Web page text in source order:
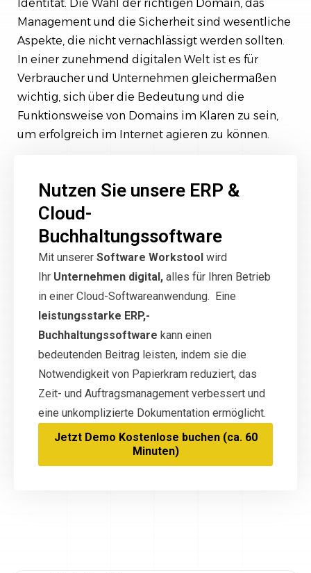
Identität. Die Wahl der richtigen Domain, das
Management und die Sicherheit sind wesentliche
Aspekte, die nicht vernachlässigt werden sollten.
In einer zunehmend digitalen Welt ist es für
Verbraucher und Unternehmen gleichermaßen
wichtig, sich über die Bedeutung und die
Funktionsweise von Domains im Klaren zu sein,
um erfolgreich im Internet agieren zu können.
Nutzen Sie unsere ERP &
Cloud-
Buchhaltungssoftware
Mit unserer Software Workstool wird
Ihr Unternehmen digital, alles für Ihren Betrieb
in einer Cloud-Softwareanwendung. Eine
leistungsstarke ERP,-
Buchhaltungssoftware kann einen
bedeutenden Beitrag leisten, indem sie die
Notwendigkeit von Papierkram reduziert, das
Zeit- und Auftragsmanagement verbessert und
eine unkomplizierte Dokumentation ermöglicht.
Jetzt Demo Kostenlose buchen (ca. 60
Minuten)